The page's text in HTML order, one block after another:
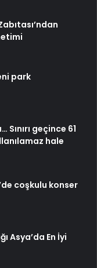
park
Sınırı geçince 61
hale
coşkulu konser
Asya’da En İyi